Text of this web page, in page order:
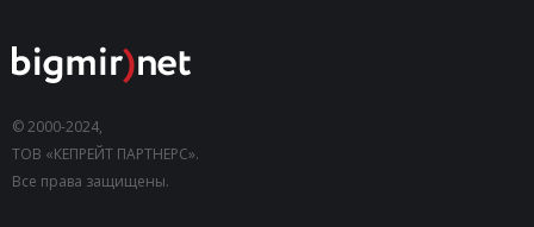
© 2000-2024,
ТОВ «КЕПРЕЙТ ПАРТНЕРС».
Все права защищены.